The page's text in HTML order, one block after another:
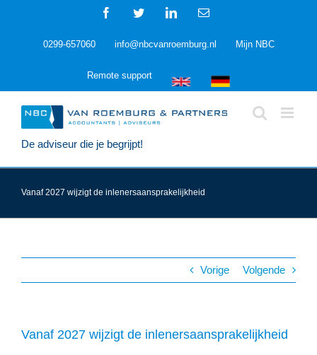
FacebookTwitterLinkedInE-
0299-657060 info@nbcvanroemburg.nl Mijn NBC
Remote support
De adviseur die je begrijpt!
Vanaf 2027 wijzigt de inlenersaansprakelijkheid
Vorige Volgende
Vanaf 2027 wijzigt de inlenersaansprakelijkheid